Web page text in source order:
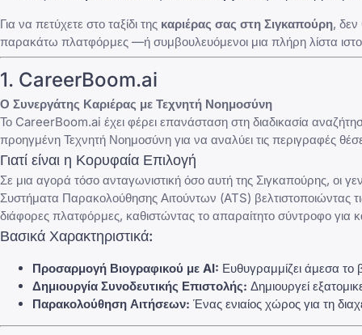
Για να πετύχετε στο ταξίδι της καριέρας σας στη Σιγκαπούρη, δεν
παρακάτω πλατφόρμες —ή συμβουλευόμενοι μια πλήρη λίστα
1. CareerBoom.ai
Ο Συνεργάτης Καριέρας με Τεχνητή Νοημοσύνη
Το CareerBoom.ai έχει φέρει επανάσταση στη διαδικασία
προηγμένη Τεχνητή Νοημοσύνη για να αναλύει τις περιγραφές
Γιατί είναι η Κορυφαία Επιλογή
Σε μια αγορά τόσο ανταγωνιστική όσο αυτή της Σιγκαπούρης, οι
Συστήματα Παρακολούθησης Αιτούντων (ATS) βελτιστοποιώντας
διάφορες πλατφόρμες, καθιστώντας το απαραίτητο σύντροφο για
Βασικά Χαρακτηριστικά:
Προσαρμογή Βιογραφικού με AI: Ευθυγραμμίζει άμεσα το
Δημιουργία Συνοδευτικής Επιστολής: Δημιουργεί
Παρακολούθηση Αιτήσεων: Ένας ενιαίος χώρος για τη